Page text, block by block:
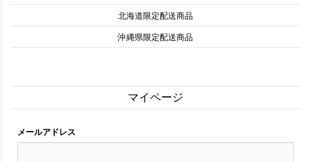
北海道限定配送商品
沖縄県限定配送商品
マイページ
メールアドレス